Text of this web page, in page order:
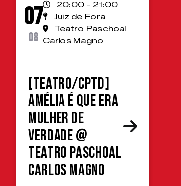
07
08
20:00 - 21:00
Juiz de Fora
Teatro Paschoal
Carlos Magno
[TEATRO/CPTD]
Amélia é que era
mulher de
verdade @
Teatro Paschoal
Carlos Magno